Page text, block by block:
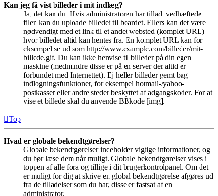
Kan jeg få vist billeder i mit indlæg?
Ja, det kan du. Hvis administratoren har tilladt vedhæftede
filer, kan du uploade billedet til boardet. Ellers kan det være
nødvendigt med et link til et andet websted (komplet URL)
hvor billedet altid kan hentes fra. En komplet URL kan for
eksempel se ud som http://www.example.com/billeder/mit-
billede.gif. Du kan ikke henvise til billeder på din egen
maskine (medmindre disse er på en server der altid er
forbundet med Internettet). Ej heller billeder gemt bag
indlogningsfunktioner, for eksempel hotmail-/yahoo-
postkasser eller andre steder beskyttet af adgangskoder. For at
vise et billede skal du anvende BBkode [img].
Top
Hvad er globale bekendtgørelser?
Globale bekendtgørelser indeholder vigtige informationer, og
du bør læse dem når muligt. Globale bekendtgørelser vises i
toppen af alle fora og tillige i dit brugerkontrolpanel. Om det
er muligt for dig at skrive en global bekendtgørelse afgøres ud
fra de tilladelser som du har, disse er fastsat af en
administrator.